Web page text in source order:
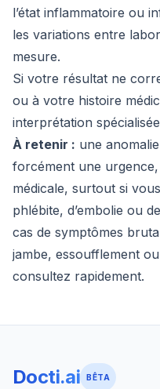
l’état inflammatoire ou
les variations entre
mesure.
Si votre résultat ne
ou à votre histoire
interprétation
À retenir : une
forcément une
médicale, surtout si
phlébite, d’embolie ou
cas de symptômes
jambe, essoufflement
consultez rapidement.
Docti.ai BÊTA